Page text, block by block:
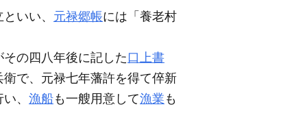
いい、 元禄郷帳には「養老村
その四八年後に記した口上書
で、元禄七年藩許を得て倅新
、 漁船も一艘用意して漁業 も